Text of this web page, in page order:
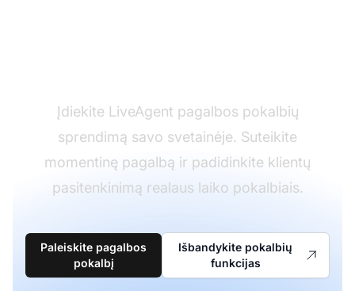
Įdiekite LiveAgent pagalbos pokalbių
sprendimą savo svetainėje. Suteikite
momentinę pagalbą ir padidinkite klientų
pasitenkinimą realaus laiko pokalbiais.
Paleiskite pagalbos
pokalbį
Išbandykite pokalbių
funkcijas